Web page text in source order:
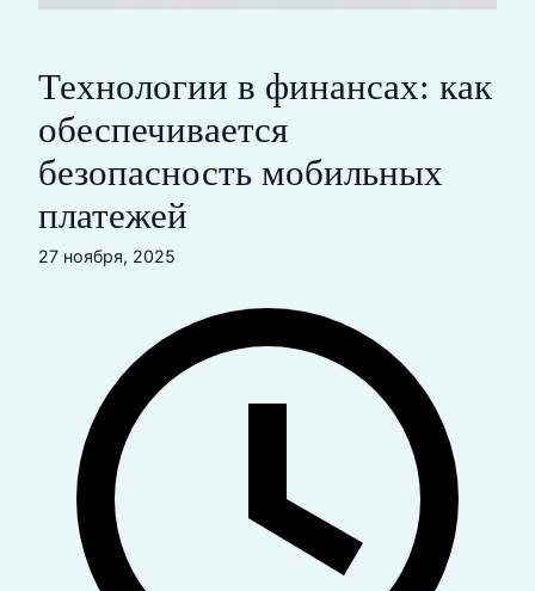
Технологии в финансах: как
обеспечивается
безопасность мобильных
платежей
27 ноября, 2025